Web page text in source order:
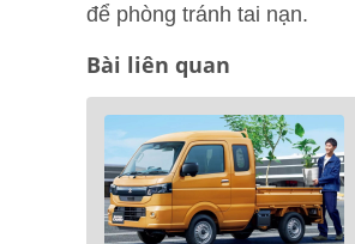
để phòng tránh tai nạn.
Bài liên quan